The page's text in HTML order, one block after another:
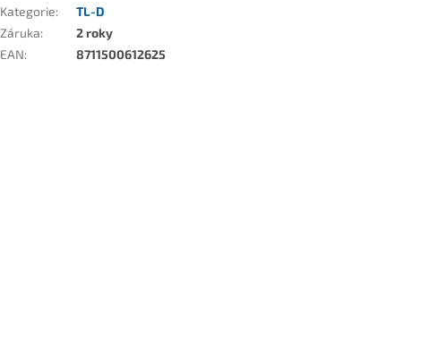
Kategorie:
TL-D
Záruka:
2 roky
EAN: 8711500612625